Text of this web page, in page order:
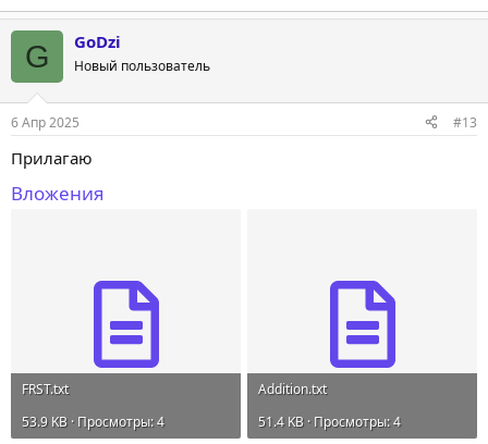
G GoDzi
Новый пользователь
6 Апр 2025 #13
Прилагаю
Вложения
FRST.txt
53.9 KB · Просмотры: 4
Addition.txt
51.4 KB · Просмотры: 4